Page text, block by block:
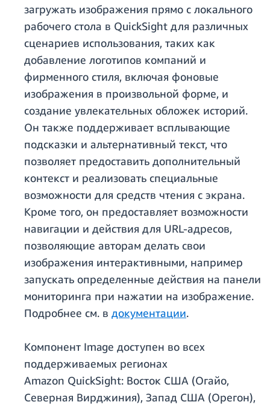
загружать изображения прямо с локального
рабочего стола в QuickSight для различных
сценариев использования, таких как
добавление логотипов компаний и
фирменного стиля, включая фоновые
изображения в произвольной форме, и
создание увлекательных обложек историй.
Он также поддерживает всплывающие
подсказки и альтернативный текст, что
позволяет предоставить дополнительный
контекст и реализовать специальные
возможности для средств чтения с экрана.
Кроме того, он предоставляет возможности
навигации и действия для URL-адресов,
позволяющие авторам делать свои
изображения интерактивными, например
запускать определенные действия на панели
мониторинга при нажатии на изображение.
Подробнее см. в документации.
Компонент Image доступен во всех
поддерживаемых регионах
Amazon QuickSight: Восток США (Огайо,
Северная Вирджиния), Запад США (Орегон),